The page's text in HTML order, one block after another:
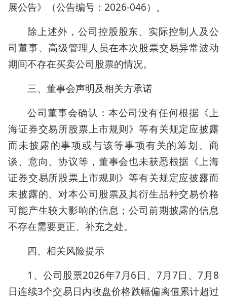
展公告》（公告编号：2026-046）。
除上述外，公司控股股东、实际控制人及公
司董事、高级管理人员在本次股票交易异常波动
期间不存在买卖公司股票的情况。
三、董事会声明及相关方承诺
公司董事会确认：本公司没有任何根据《上
海证券交易所股票上市规则》等有关规定应披露
而未披露的事项或与该等事项有关的筹划、商
谈、意向、协议等，董事会也未获悉根据《上海
证券交易所股票上市规则》等有关规定应披露而
未披露的、对本公司股票及其衍生品种交易价格
可能产生较大影响的信息；公司前期披露的信息
不存在需要更正、补充之处。
四、相关风险提示
1、公司股票2026年7月6日、7月7日、7月8
日连续3个交易日内收盘价格跌幅偏离值累计超过